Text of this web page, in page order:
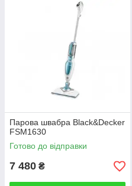
Парова швабра Black&Decker
FSM1630
Готово до відправки
7 480 ₴